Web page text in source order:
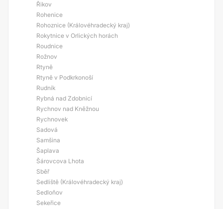
Řikov
Rohenice
Rohoznice (Královéhradecký kraj)
Rokytnice v Orlických horách
Roudnice
Rožnov
Rtyně
Rtyně v Podkrkonoší
Rudník
Rybná nad Zdobnicí
Rychnov nad Kněžnou
Rychnovek
Sadová
Samšina
Šaplava
Šárovcova Lhota
Sběř
Sedliště (Královéhradecký kraj)
Sedloňov
Sekeřice